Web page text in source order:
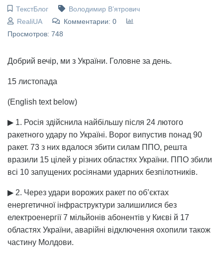
ТекстБлог
Володимир В’ятрович
RealiUA
Комментарии: 0
Просмотров: 748
Добрий вечір, ми з України. Головне за день.
15 листопада
(English text below)
▶ 1. Росія здійснила найбільшу після 24 лютого
ракетного удару по Україні. Ворог випустив понад 90
ракет. 73 з них вдалося збити силам ППО, решта
вразили 15 цілей у різних областях України. ППО збили
всі 10 запущених росіянами ударних безпілотників.
▶ 2. Через удари ворожих ракет по об’єктах
енергетичної інфраструктури залишилися без
електроенергії 7 мільйонів абонентів у Києві й 17
областях України, аварійні відключення охопили також
частину Молдови.